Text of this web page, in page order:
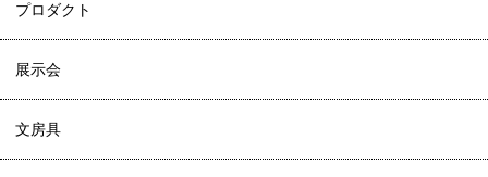
プロダクト
展示会
文房具